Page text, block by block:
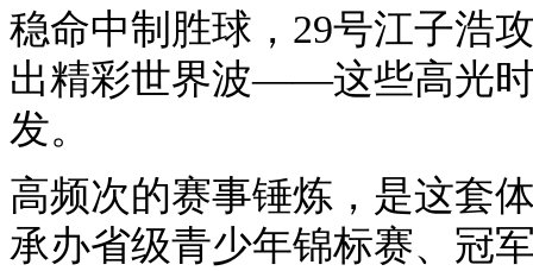
稳命中制胜球，29号江子浩
出精彩世界波——这些高光
发。
高频次的赛事锤炼，是这套
承办省级青少年锦标赛、冠